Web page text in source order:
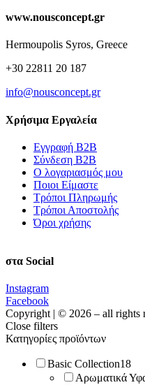
www.nousconcept.gr
Hermoupolis Syros, Greece
+30 22811 20 187
info@nousconcept.gr
Χρήσιμα Εργαλεία
Εγγραφή Β2Β
Σύνδεση Β2Β
Ο λογαριασμός μου
Ποιοι Είμαστε
Τρόποι Πληρωμής
Τρόποι Αποστολής
Όροι χρήσης
στα Social
Instagram
Facebook
Copyright | © 2026 – all rights
Close filters
Κατηγορίες προϊόντων
Basic Collection18
Αρωματικά